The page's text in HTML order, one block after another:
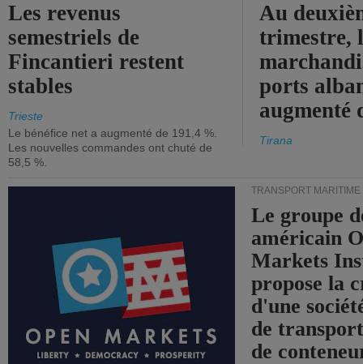
Les revenus
semestriels de
Fincantieri restent
stables
Trieste
Le bénéfice net a augmenté de 191,4 %.
Les nouvelles commandes ont chuté de
58,5 %.
Au
trimestre,
ports
augmenté
Tirana
TRANSPORT MARITIME
Le groupe
américain
Markets
propose la
d'une
de
de